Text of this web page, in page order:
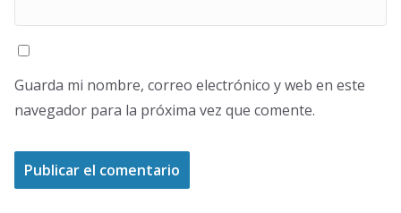
Guarda mi nombre, correo electrónico y web en este
navegador para la próxima vez que comente.